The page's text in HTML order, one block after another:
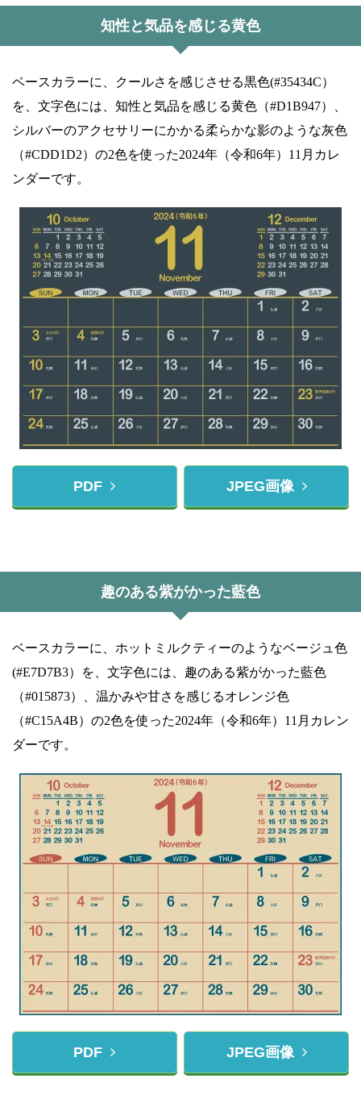
知性と気品を感じる黄色
ベースカラーに、クールさを感じさせる黒色(#35434C）
を、文字色には、知性と気品を感じる黄色（#D1B947）、
シルバーのアクセサリーにかかる柔らかな影のような灰色
（#CDD1D2）の2色を使った2024年（令和6年）11月カレ
ンダーです。
PDF JPEG画像
趣のある紫がかった藍色
ベースカラーに、ホットミルクティーのようなベージュ色
(#E7D7B3）を、文字色には、趣のある紫がかった藍色
（#015873）、温かみや甘さを感じるオレンジ色
（#C15A4B）の2色を使った2024年（令和6年）11月カレン
ダーです。
PDF JPEG画像